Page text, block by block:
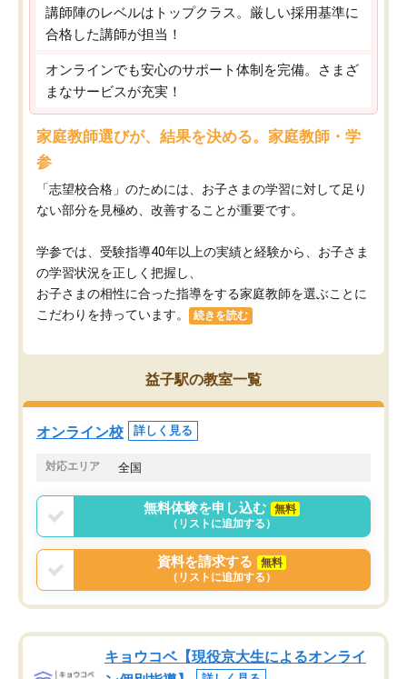
講師陣のレベルはトップクラス。厳しい採用基準に
合格した講師が担当！
オンラインでも安心のサポート体制を完備。さまざ
まなサービスが充実！
家庭教師選びが、結果を決める。家庭教師・学
参
「志望校合格」のためには、お子さまの学習に対して足り
ない部分を見極め、改善することが重要です。
学参では、受験指導40年以上の実績と経験から、お子さま
の学習状況を正しく把握し、
お子さまの相性に合った指導をする家庭教師を選ぶことに
こだわりを持っています。
続きを読む
益子駅の教室一覧
オンライン校 詳しく見る
対応エリア 全国
無料体験を申し込む
無料
（リストに追加する）
資料を請求する
無料
（リストに追加する）
キョウコベ【現役京大生によるオンライ